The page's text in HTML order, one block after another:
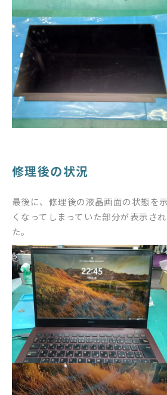
修理後の状況
最後に、修理後の液晶画面の状態を
くなってしまっていた部分が表示さ
た。